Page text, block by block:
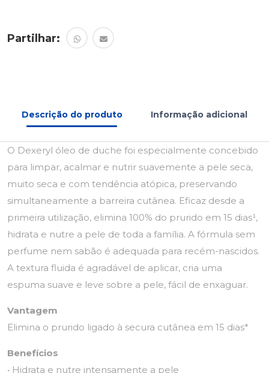
Partilhar:
Descrição do produto Informação adicional
O Dexeryl óleo de duche foi especialmente concebido
para limpar, acalmar e nutrir suavemente a pele seca,
muito seca e com tendência atópica, preservando
simultaneamente a barreira cutânea. Eficaz desde a
primeira utilização, elimina 100% do prurido em 15 dias¹,
hidrata e nutre a pele de toda a família. A fórmula sem
perfume nem sabão é adequada para recém-nascidos.
A textura fluida é agradável de aplicar, cria uma
espuma suave e leve sobre a pele, fácil de enxaguar.
Vantagem
Elimina o prurido ligado à secura cutânea em 15 dias*
Benefícios
• Hidrata e nutre intensamente a pele